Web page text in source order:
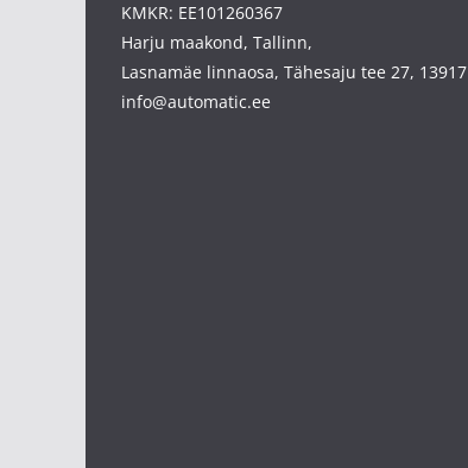
KMKR: EE101260367
Harju maakond, Tallinn,
Lasnamäe linnaosa, Tähesaju tee 27, 13917
info@automatic.ee